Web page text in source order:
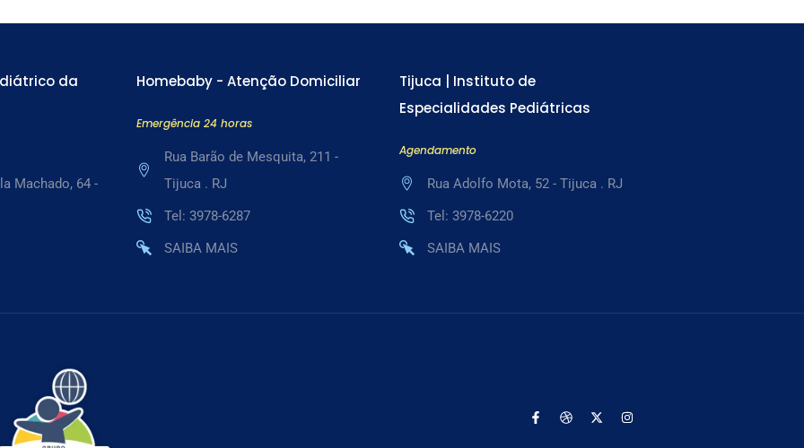
da
Machado, 64 -
Homebaby - Atenção Domiciliar
Emergência 24 horas
Rua Barão de Mesquita, 211 -
Tijuca . RJ
Tel: 3978-6287
SAIBA MAIS
Tijuca | Instituto de
Especialidades Pediátricas
Agendamento
Rua Adolfo Mota, 52 - Tijuca . RJ
Tel: 3978-6220
SAIBA MAIS